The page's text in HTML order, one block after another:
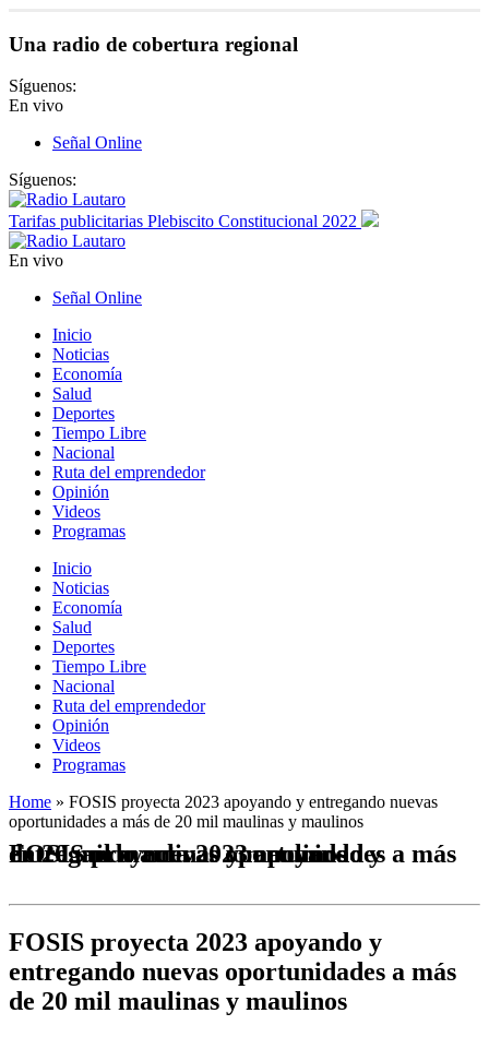
Una radio de cobertura regional
Síguenos:
En vivo
Señal Online
Síguenos:
Tarifas publicitarias Plebiscito Constitucional 2022
En vivo
Señal Online
Inicio
Noticias
Economía
Salud
Deportes
Tiempo Libre
Nacional
Ruta del emprendedor
Opinión
Videos
Programas
Inicio
Noticias
Economía
Salud
Deportes
Tiempo Libre
Nacional
Ruta del emprendedor
Opinión
Videos
Programas
Home » FOSIS proyecta 2023 apoyando y entregando nuevas
oportunidades a más de 20 mil maulinas y maulinos
FOSIS proyecta 2023 apoyando y entregando nuevas oportunidades a más de 20 mil maulinas y maulinos
FOSIS proyecta 2023 apoyando y
entregando nuevas oportunidades a más
de 20 mil maulinas y maulinos